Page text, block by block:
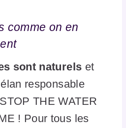
comme on en
sont naturels et
responsable
THE WATER
! Pour tous les